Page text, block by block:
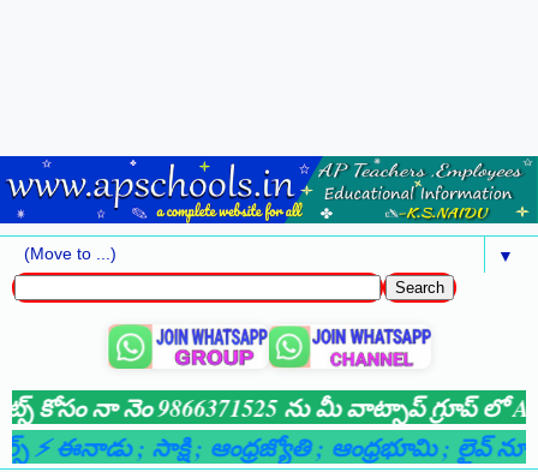
▼
కోసం నా నెం 9866371525 ను మీ వాట్సాప్ గ్రూప్ లో
⚡ ఈనాడు; సాక్షి; ఆంధ్రజ్యోతి; ఆంధ్రభూమి; లైవ్